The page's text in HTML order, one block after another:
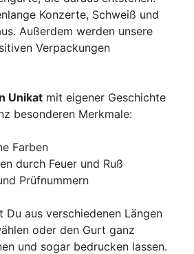
Konzerte, Schweiß und
Außerdem werden unsere
Verpackungen
Unikat mit eigener Geschichte
besonderen Merkmale:
Farben
durch Feuer und Ruß
Prüfnummern
Du aus verschiedenen Längen
oder den Gurt ganz
und sogar bedrucken lassen.